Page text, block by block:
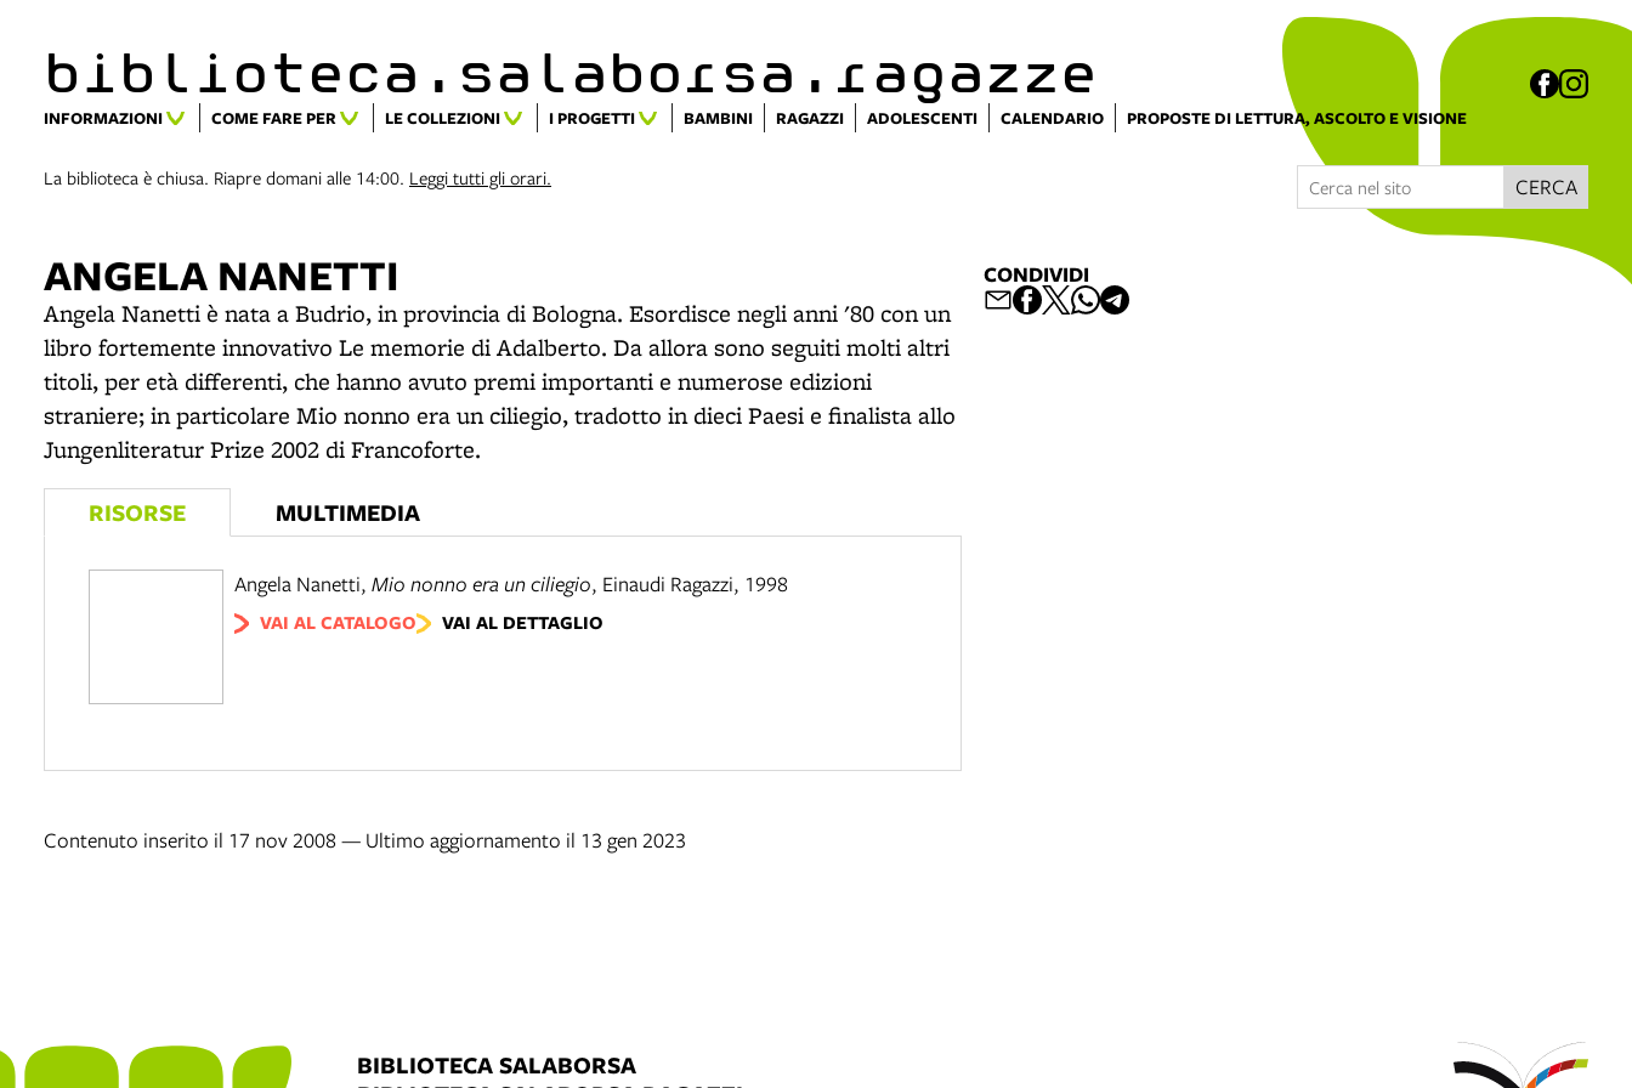
biblioteca.​salaborsa.ragazze
INFORMAZIONI COME FARE PER LE COLLEZIONI I PROGETTI BAMBINI RAGAZZI ADOLESCENTI CALENDARIO PROPOSTE DI LETTURA, ASCOLTO E VISIONE
La biblioteca è chiusa. Riapre domani alle 14:00. Leggi tutti gli orari. CERCA
ANGELA NANETTI
Angela Nanetti è nata a Budrio, in provincia di Bologna. Esordisce negli anni '80 con un
libro fortemente innovativo Le memorie di Adalberto. Da allora sono seguiti molti altri
titoli, per età differenti, che hanno avuto premi importanti e numerose edizioni
straniere; in particolare Mio nonno era un ciliegio, tradotto in dieci Paesi e finalista allo
Jungenliteratur Prize 2002 di Francoforte.
RISORSE MULTIMEDIA
Angela Nanetti, Mio nonno era un ciliegio, Einaudi Ragazzi, 1998
VAI AL CATALOGO VAI AL DETTAGLIO
Contenuto inserito il 17 nov 2008 — Ultimo aggiornamento il 13 gen 2023
CONDIVIDI
BIBLIOTECA SALABORSA